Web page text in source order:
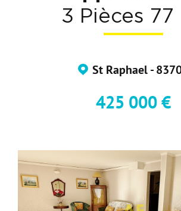
Nos
3 Pièces 77
St Raphael -
425 000 €